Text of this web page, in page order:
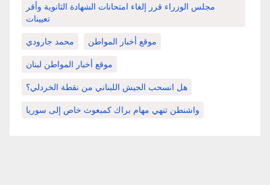
مجلس الوزراء قرر إلغاء امتحانات الشهادة الثانوية وأقر
تعيينات
محمد جارودي موقع أخبار المواطن
موقع أخبار المواطن لبنان
هل انسحب الجيش اللبناني من نقطة الخردلي؟
واشنطن تنهي مهام براك كمبعوث خاص إلى سوريا